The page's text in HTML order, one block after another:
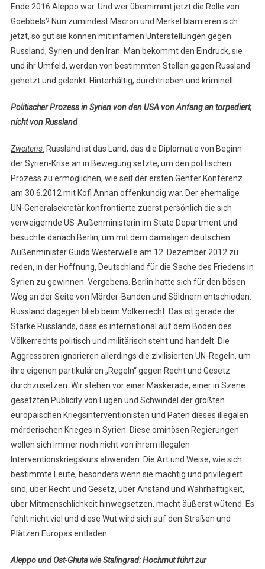
Ende 2016 Aleppo war. Und wer übernimmt jetzt die Rolle von
Goebbels? Nun zumindest Macron und Merkel blamieren sich
jetzt, so gut sie können mit infamen Unterstellungen gegen
Russland, Syrien und den Iran. Man bekommt den Eindruck, sie
und ihr Umfeld, werden von bestimmten Stellen gegen Russland
gehetzt und gelenkt. Hinterhältig, durchtrieben und kriminell.
Politischer Prozess in Syrien von den USA von Anfang an torpediert,
nicht von Russland
Zweitens:Russland ist das Land, das die Diplomatie von Beginn
der Syrien-Krise an in Bewegung setzte, um den politischen
Prozess zu ermöglichen, wie seit der ersten Genfer Konferenz
am 30.6.2012 mit Kofi Annan offenkundig war. Der ehemalige
UN-Generalsekretär konfrontierte zuerst persönlich die sich
verweigernde US-Außenministerin im State Department und
besuchte danach Berlin, um mit dem damaligen deutschen
Außenminister Guido Westerwelle am 12. Dezember 2012 zu
reden, in der Hoffnung, Deutschland für die Sache des Friedens in
Syrien zu gewinnen. Vergebens. Berlin hatte sich für den bösen
Weg an der Seite von Mörder-Banden und Söldnern entschieden.
Russland dagegen blieb beim Völkerrecht. Das ist gerade die
Stärke Russlands, dass es international auf dem Boden des
Völkerrechts politisch und militärisch steht und handelt. Die
Aggressoren ignorieren allerdings die zivilisierten UN-Regeln, um
ihre eigenen partikulären „Regeln“ gegen Recht und Gesetz
durchzusetzen. Wir stehen vor einer Maskerade, einer in Szene
gesetzten Publicity von Lügen und Schwindel der größten
europäischen Kriegsinterventionisten und Paten dieses illegalen
mörderischen Krieges in Syrien. Diese ominösen Regierungen
wollen sich immer noch nicht von ihrem illegalen
Interventionskriegskurs abwenden. Die Art und Weise, wie sich
bestimmte Leute, besonders wenn sie mächtig und privilegiert
sind, über Recht und Gesetz, über Anstand und Wahrhaftigkeit,
über Mitmenschlichkeit hinwegsetzen, macht äußerst wütend. Es
fehlt nicht viel und diese Wut wird sich auf den Straßen und
Plätzen Europas entladen.
Aleppo und Ost-Ghuta wie Stalingrad: Hochmut führt zur